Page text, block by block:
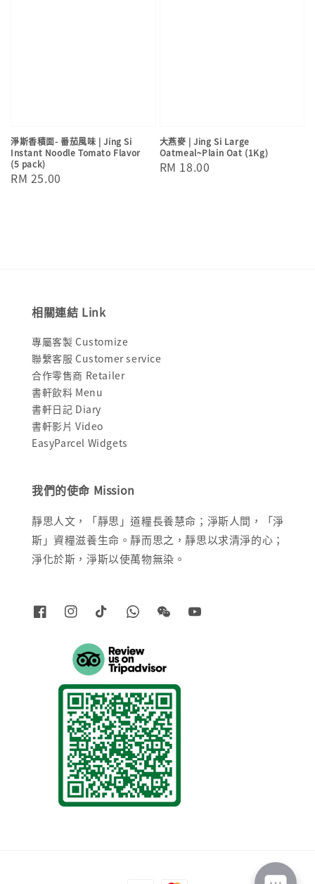
淨斯香積面- 番茄風味 | Jing Si
Instant Noodle Tomato Flavor
(5 pack)
Regular
RM 25.00
大燕麥 | Jing Si Large
Oatmeal~Plain Oat (1Kg)
Regular
RM 18.00
相關連結 Link
專屬客製 Customize
聯繫客服 Customer service
合作零售商 Retailer
書軒飲料 Menu
書軒日記 Diary
書軒影片 Video
EasyParcel Widgets
我們的使命 Mission
靜思人文，「靜思」道糧長養慧命；淨斯人間，「淨
斯」資糧滋養生命。靜而思之，靜思以求清淨的心；
淨化於斯，淨斯以使萬物無染。